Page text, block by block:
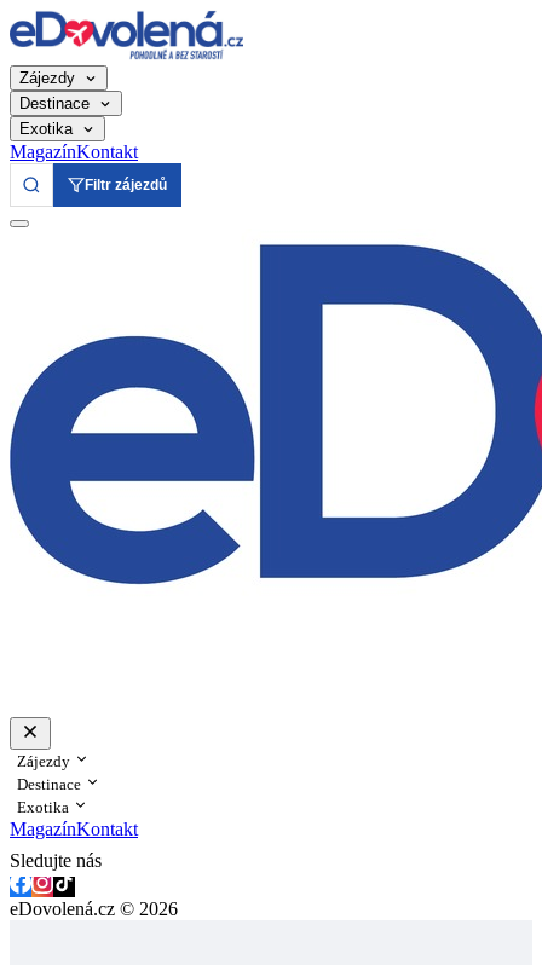
Zájezdy
Destinace
Exotika
MagazínKontakt
Filtr zájezdů
Zájezdy
Destinace
Exotika
MagazínKontakt
Sledujte nás
eDovolená.cz © 2026